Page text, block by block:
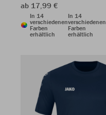
ab 17,99 €
In 14
verschiedenen
Farben
erhältlich
In 14
verschiedenen
Farben
erhältlich